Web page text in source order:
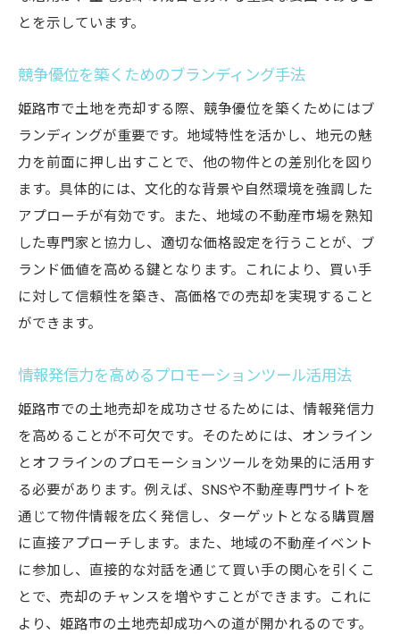
とを示しています。
競争優位を築くためのブランディング手法
姫路市で土地を売却する際、競争優位を築くためにはブ
ランディングが重要です。地域特性を活かし、地元の魅
力を前面に押し出すことで、他の物件との差別化を図り
ます。具体的には、文化的な背景や自然環境を強調した
アプローチが有効です。また、地域の不動産市場を熟知
した専門家と協力し、適切な価格設定を行うことが、ブ
ランド価値を高める鍵となります。これにより、買い手
に対して信頼性を築き、高価格での売却を実現すること
ができます。
情報発信力を高めるプロモーションツール活用法
姫路市での土地売却を成功させるためには、情報発信力
を高めることが不可欠です。そのためには、オンライン
とオフラインのプロモーションツールを効果的に活用す
る必要があります。例えば、SNSや不動産専門サイトを
通じて物件情報を広く発信し、ターゲットとなる購買層
に直接アプローチします。また、地域の不動産イベント
に参加し、直接的な対話を通じて買い手の関心を引くこ
とで、売却のチャンスを増やすことができます。これに
より、姫路市の土地売却成功への道が開かれるのです。